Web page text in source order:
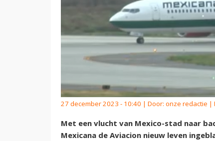
27 december 2023 - 10:40 | Door: onze redactie |
Met een vlucht van Mexico-stad naar
Mexicana de Aviacion nieuw leven